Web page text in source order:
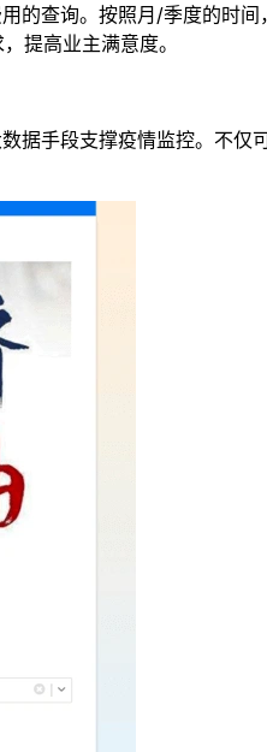
的查询。按照月/季度的时
提高业主满意度。
据手段支撑疫情监控。不